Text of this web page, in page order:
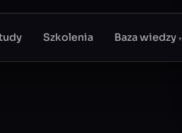
Szkolenia Baza wiedzy▾